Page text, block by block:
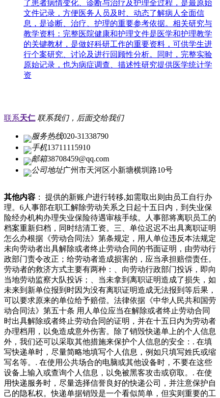
了患者病情变化、诊断与治疗及护理全过程，是最原始
文件记录，方便医务人员及时、动态了解病人全面信
息，是诊断、治疗、护理的重要参考依据。相关研究与
教学资料：完整医院健康和护理文件是医学和护理教学
的关键教材，是做好科研工作的重要资料，可供学生进
行个案研究、讨论及进行回顾性分析。同时，完整实验
原始记录，也为病症调查、描述性研究提供医学统计学
资
联系天仁 联系我们，后面交给我们
服务热线020-31338790
手机13711115910
邮箱38708459@qq.com
公司地址广州市天河区小新塘横圳路10号
其他内容 ： 提供的新账户进行转移,如需取出则由员工自行办
理。6人事部在职工解除劳动关系之日起十五日内，到失业保
险经办机构办理失业保险待遇审核手续。人事部将离职员工的
档案重新归档，同时结清工资。三、单位迟迟不出具离职证明
怎么办根据《劳动合同法》第条规定，用人单位违反本法规定
未向劳动者出具解除或者终止劳动合同的书面证明，由劳动行
政部门责令改正；给劳动者造成损害的，应当承担赔偿责任。
劳动者的救济方式主要有两种：、向劳动行政部门投诉，即向
当地劳动监察大队投诉；、当未拿到离职证明造成了损失，如
未来到新单位报到时因为没有离职证明造成无法报到等后果，
可以要求原来的单位给予赔偿。法律依据《中华人民共和国劳
动合同法》第五十条 用人单位应当在解除或者终止劳动合同
时出具解除或者终止劳动合同的证明，并在十五日内为劳动者
办理档用，以免造成意外伤害。除了销毁快递单上的个人信息
外，我们还可以采取其他措施来保护个人信息的安全：. 在填
写快递单时，尽量简略地填写个人信息，例如只填写姓氏或缩
写名等。. 在使用公共场合的电脑或其他设备时，不要在这些
设备上输入或查询个人信息，以免被黑客攻击或窃取。. 在使
用快递服务时，尽量选择信誉良好的快递公司，并注意保护自
己的隐私权。快递单据销毁是一个看似简单，但实则重要的工